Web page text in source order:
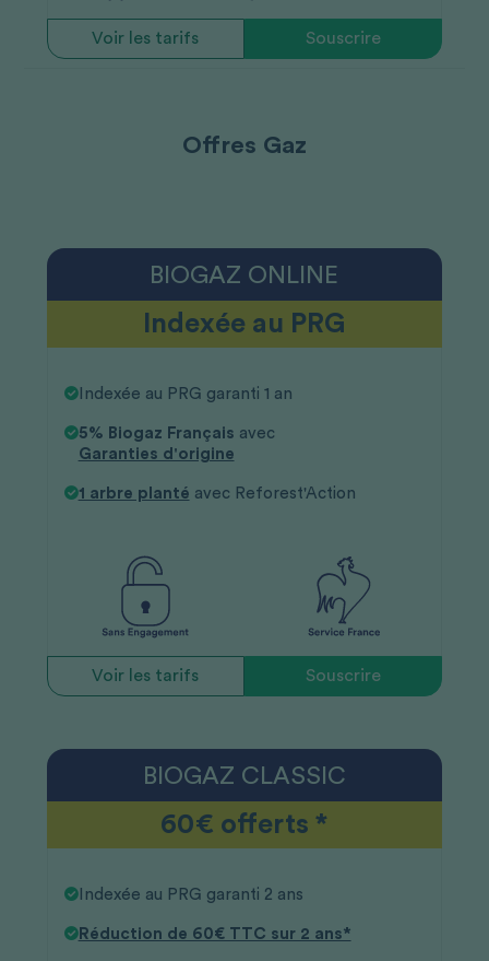
Voir les tarifs Souscrire
Offres Gaz
BIOGAZ ONLINE
Indexée au PRG
Indexée au PRG garanti 1 an
5% Biogaz Français avec
Garanties d'origine
1 arbre planté avec Reforest'Action
Voir les tarifs Souscrire
BIOGAZ CLASSIC
60€ offerts *
Indexée au PRG garanti 2 ans
Réduction de 60€ TTC sur 2 ans*